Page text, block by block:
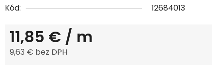
Kód:
12684013
11,85 € / m
9,63 € bez DPH